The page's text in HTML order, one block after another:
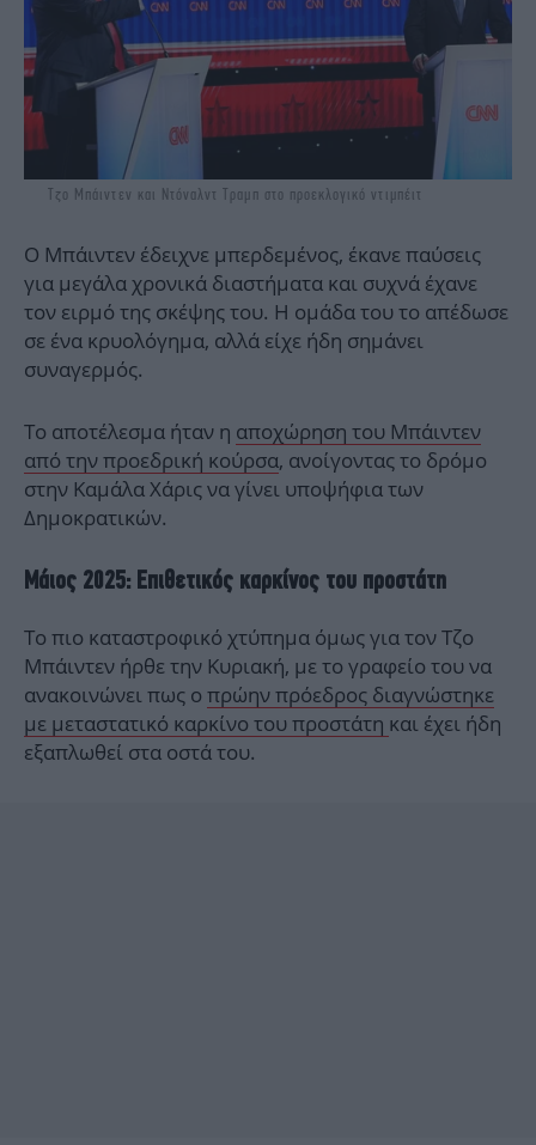
Τζο Μπάιντεν και Ντόναλντ Τραμπ στο προεκλογικό ντιμπέιτ
Ο Μπάιντεν έδειχνε μπερδεμένος, έκανε παύσεις
για μεγάλα χρονικά διαστήματα και συχνά έχανε
τον ειρμό της σκέψης του. Η ομάδα του το απέδωσε
σε ένα κρυολόγημα, αλλά είχε ήδη σημάνει
συναγερμός.
Το αποτέλεσμα ήταν η αποχώρηση του Μπάιντεν
από την προεδρική κούρσα, ανοίγοντας το δρόμο
στην Καμάλα Χάρις να γίνει υποψήφια των
Δημοκρατικών.
Μάιος 2025: Επιθετικός καρκίνος του προστάτη
Το πιο καταστροφικό χτύπημα όμως για τον Τζο
Μπάιντεν ήρθε την Κυριακή, με το γραφείο του να
ανακοινώνει πως ο πρώην πρόεδρος διαγνώστηκε
με μεταστατικό καρκίνο του προστάτη και έχει ήδη
εξαπλωθεί στα οστά του.